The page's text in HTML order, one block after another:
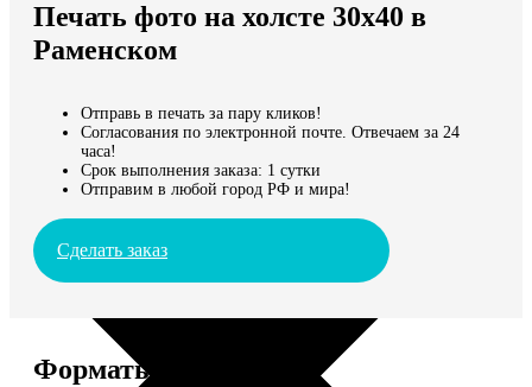
Мы доставляем по всему миру
Продолжить без города
Печать фото на холсте 30х40 в
Раменском
Отправь в печать за пару кликов!
Согласования по электронной почте. Отвечаем за 24
часа!
Срок выполнения заказа: 1 сутки
Отправим в любой город РФ и мира!
Сделать заказ
Форматы и цены